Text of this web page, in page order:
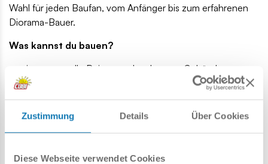
Zustimmung Details Über Cookies
Diese Webseite verwendet Cookies
Wahl für jeden Baufan, vom Anfänger bis zum erfahrenen
Diorama-Bauer.
Was kannst du bauen?
stimmungsvolle Ruinen und verlassene Gebäude,
Bunker, Befestigungen und Verteidigungsstellungen,
Brücken, Straßen und Stadtviertel,
Garagen, Werkstätten und Hangars,
Deine eigenen Militär- oder Zivilbasen,